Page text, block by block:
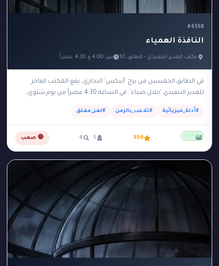
#4558
النافذة العمياء
مكتب المدير التنفيذي - الطابق 50 بين 4:00 و 4:30 عصراً
في الطابق الخمسين من برج 'أبيكس' التجاري، يقع المكتب الفاخر
للمدير التنفيذي 'جلال ضياء'. في الساعة 4:30 عصراً من يوم شتوي،
#أدلة_فيزيائية #تلاعب_بالزمن #لغز_مغلق
مجانية 350
5
4 🔴 صعب 📖